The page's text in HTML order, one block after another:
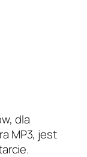
dla
MP3, jest